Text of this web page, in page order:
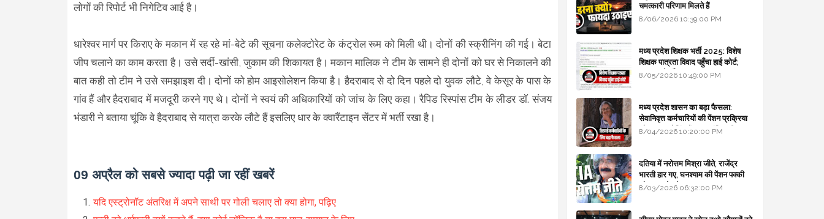
लाेगाें की रिपाेर्ट भी निगेटिव आई है।
धारेश्वर मार्ग पर किराए के मकान में रह रहे मां-बेटे की सूचना कलेक्टाेरेट के कंट्राेल रूम काे मिली थी। दाेनाें की स्क्रीनिंग की गई। बेटा
जीप चलाने का काम करता है। उसे सर्दी-खांसी, जुकाम की शिकायत है। मकान मालिक ने टीम के सामने ही दाेनाें काे घर से निकालने की
बात कही ताे टीम ने उसे समझाइश दी। दाेनाें काे हाेम आइसाेलेशन किया है। हैदराबाद से दाे दिन पहले दाे युवक लाैटे, वे केसूर के पास के
गांव हैं और हैदराबाद में मजदूरी करने गए थे। दाेनाें ने स्वयं की अधिकारियाें काे जांच के लिए कहा। रैपिड रिस्पांस टीम के लीडर डाॅ. संजय
भंडारी ने बताया चूंकि वे हैदराबाद से यात्रा करके लाैटे हैं इसलिए धार के क्वारैंटाइन सेंटर में भर्ती रखा है।
09 अप्रैल को सबसे ज्यादा पढ़ी जा रहीं खबरें
यदि एस्ट्रोनॉट अंतरिक्ष में अपने साथी पर गोली चलाए तो क्या होगा, पढ़िए
चमत्कारी परिणाम मिलते हैं
8/06/2026 10:39:00 PM
मध्य प्रदेश शिक्षक भर्ती 2025: विशेष
शिक्षक पात्रता विवाद पहुँचा हाई कोर्ट;
सरकार से माँगा जवाब
8/05/2026 10:49:00 PM
मध्य प्रदेश शासन का बड़ा फैसला:
सेवानिवृत्त कर्मचारियों की पेंशन प्रक्रिया
और बजट कोडिंग में हुए क्रांतिकारी
8/04/2026 10:20:00 PM
दतिया में नरोत्तम मिश्रा जीते, राजेंद्र
भारती हार गए, घनश्याम की पेंशन पक्की
और आशुतोष बैक टू...
8/03/2026 06:32:00 PM